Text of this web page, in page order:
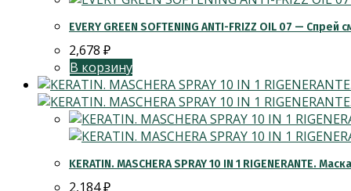
EVERY GREEN SOFTENING ANTI-FRIZZ OIL 07 —
2,678 ₽
В корзину
KERATIN. MASCHERA SPRAY 10 IN 1 RIGENERANTE.
2,184₽